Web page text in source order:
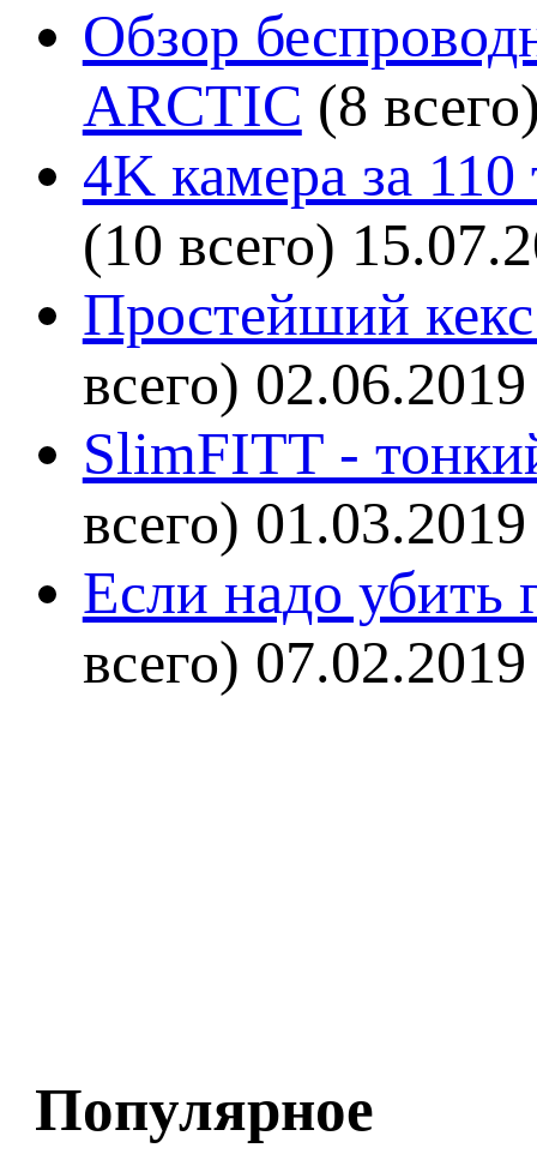
Обзор
ARCTIC (8
4K камера за
(10 всего)
Простейший кекс
всего) 02.06.2019
SlimFITT -
всего) 01.03.2019
Если надо убить
всего) 07.02.2019
Популярное